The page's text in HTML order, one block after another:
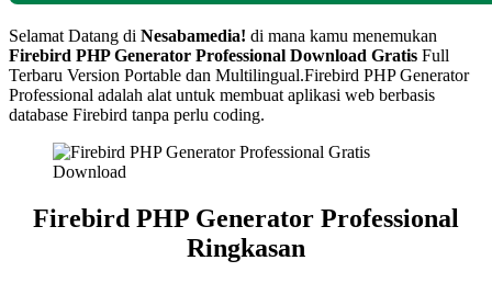
Selamat Datang di Nesabamedia! di mana kamu menemukan
Firebird PHP Generator Professional Download Gratis Full
Terbaru Version Portable dan Multilingual.Firebird PHP Generator
Professional adalah alat untuk membuat aplikasi web berbasis
database Firebird tanpa perlu coding.
Firebird PHP Generator Professional
Ringkasan